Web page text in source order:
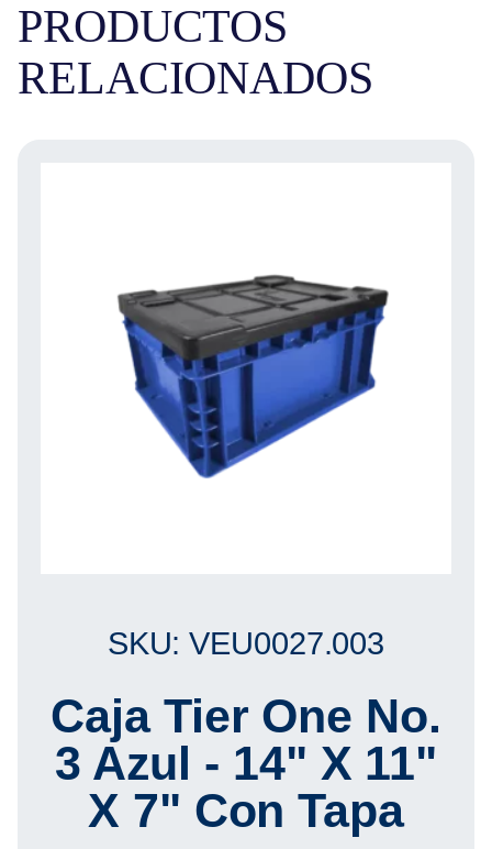
PRODUCTOS
RELACIONADOS
SKU: VEU0027.003
Caja Tier One No.
3 Azul - 14" X 11"
X 7" Con Tapa